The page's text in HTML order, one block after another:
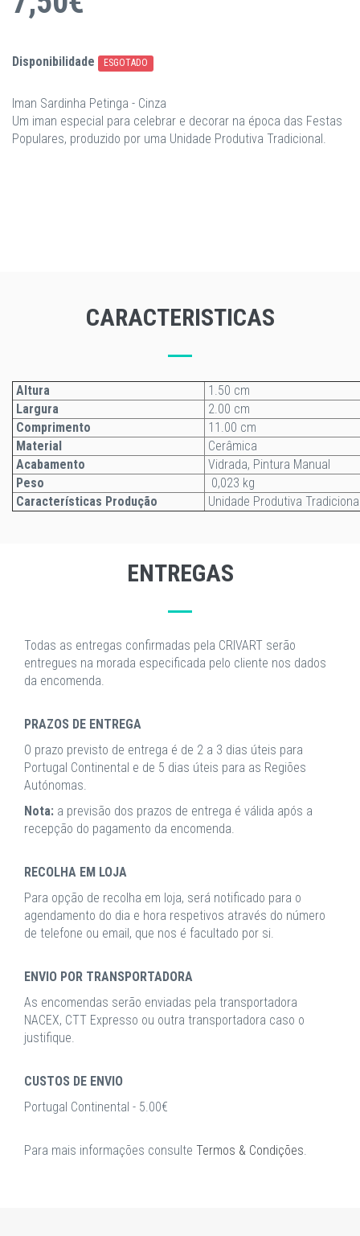
Disponibilidade ESGOTADO
Iman Sardinha Petinga - Cinza
Um iman especial para celebrar e decorar na época das Festas
Populares, produzido por uma Unidade Produtiva Tradicional.
CARACTERISTICAS
Altura
1.50 cm
Largura
2.00 cm
Comprimento
11.00 cm
Material
Cerâmica
Acabamento
Vidrada, Pintura Manual
Peso
0,023 kg
Características Produção
Unidade Produtiva
ENTREGAS
Todas as entregas confirmadas pela CRIVART serão
entregues na morada especificada pelo cliente nos dados
da encomenda.
PRAZOS DE ENTREGA
O prazo previsto de entrega é de 2 a 3 dias úteis para
Portugal Continental e de 5 dias úteis para as Regiões
Autónomas.
Nota: a previsão dos prazos de entrega é válida após a
recepção do pagamento da encomenda.
RECOLHA EM LOJA
Para opção de recolha em loja, será notificado para o
agendamento do dia e hora respetivos através do número
de telefone ou email, que nos é facultado por si.
ENVIO POR TRANSPORTADORA
As encomendas serão enviadas pela transportadora
NACEX, CTT Expresso ou outra transportadora caso o
justifique.
CUSTOS DE ENVIO
Portugal Continental - 5.00€
Para mais informações consulte Termos & Condições.